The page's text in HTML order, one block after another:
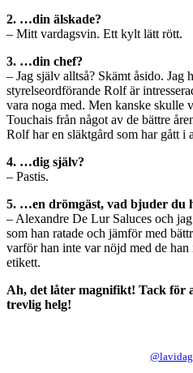
2. …din älskade?
– Mitt vardagsvin. Ett kylt lätt rött.
3. …din chef?
– Jag själv alltså? Skämt åsido. Jag
styrelseordförande Rolf är
vara noga med. Men kanske skulle
Touchais från något av de bättre
Rolf har en släktgård som har gått i
4. …dig själv?
– Pastis.
5. …en drömgäst, vad bjuder du
– Alexandre De Lur Saluces och
som han ratade och jämför med
varför han inte var nöjd med de
etikett.
Ah, det låter magnifikt! Tack för
trevlig helg!